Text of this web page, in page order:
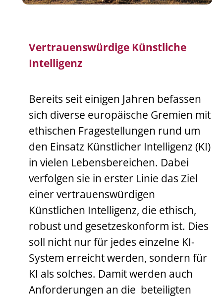
Vertrauenswürdige Künstliche
Intelligenz
Bereits seit einigen Jahren befassen
sich diverse europäische Gremien mit
ethischen Fragestellungen rund um
den Einsatz Künstlicher Intelligenz (KI)
in vielen Lebensbereichen. Dabei
verfolgen sie in erster Linie das Ziel
einer vertrauenswürdigen
Künstlichen Intelligenz, die ethisch,
robust und gesetzeskonform ist. Dies
soll nicht nur für jedes einzelne KI-
System erreicht werden, sondern für
KI als solches. Damit werden auch
Anforderungen an die beteiligten